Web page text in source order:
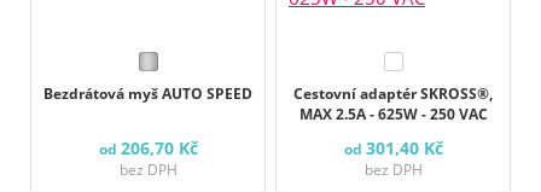
Bezdrátová myš AUTO SPEED
od 206,70 Kč
bez DPH
Cestovní adaptér SKROSS®,
MAX 2.5A - 625W - 250 VAC
od 301,40 Kč
bez DPH